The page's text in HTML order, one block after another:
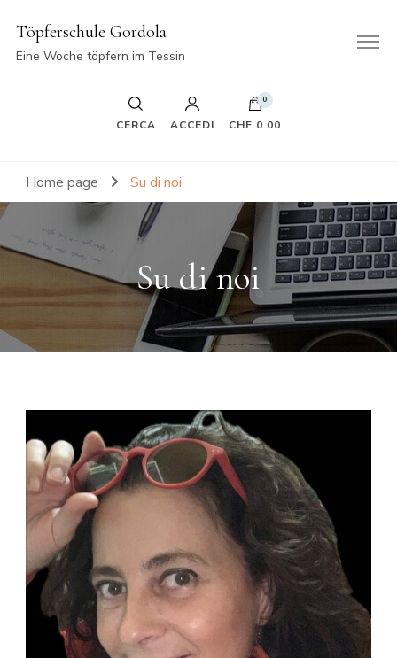
Töpferschule Gordola
Eine Woche töpfern im Tessin
CERCA ACCEDI
0
CHF 0.00
Home page Su di noi
Su di noi